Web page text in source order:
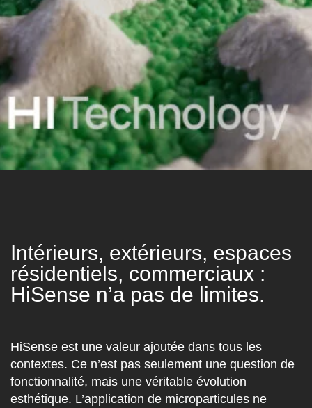
Intérieurs, extérieurs, espaces
résidentiels, commerciaux :
HiSense n’a pas de limites.
HiSense est une valeur ajoutée dans tous les
contextes. Ce n’est pas seulement une question de
fonctionnalité, mais une véritable évolution
esthétique. L’application de microparticules ne